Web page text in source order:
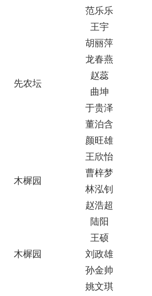
先农坛
范乐乐
王宇
胡丽萍
龙春燕
赵蕊
曲坤
于贵泽
董泊含
颜旺雄
王欣怡
木樨园
曹梓梦
林泓钊
木樨园
赵浩超
陆阳
王硕
刘政雄
孙金帅
姚文琪